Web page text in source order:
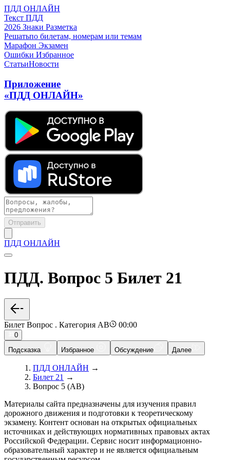
ПДД ОНЛАЙН
Текст ПДД
2026 Знаки Разметка
Решатьпо билетам, номерам или темам
Марафон Экзамен
Ошибки Избранное
СтатьиНовости
Приложение
«ПДД ОНЛАЙН»
Отправить
ПДД ОНЛАЙН
ПДД. Вопрос 5 Билет 21
Билет Вопрос . Категория AB 00:00
0
Подсказка
Избранное Обсуждение Далее
ПДД ОНЛАЙН →
Билет 21 →
Вопрос 5 (AB)
Материалы сайта предназначены для изучения правил
дорожного движения и подготовки к теоретическому
экзамену. Контент основан на открытых официальных
источниках и действующих нормативных правовых актах
Российской Федерации. Сервис носит информационно-
образовательный характер и не является официальным